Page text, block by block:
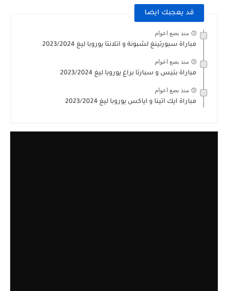
قد يعجبك ايضا
منذ بضع اعوام
مباراة سبورتينغ لشبونة و اتلانتا يوروبا ليغ 2023/2024
منذ بضع اعوام
مباراة بتيس و سبارتا براغ يوروبا ليغ 2023/2024
منذ بضع اعوام
مباراة ايك اتينا و اياكس يوروبا ليغ 2023/2024